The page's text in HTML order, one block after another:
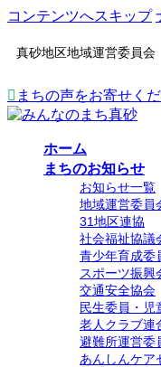
コンテンツへスキップ
真砂地区地域運営委員会
まちの声をお寄せく
ホーム
まちのお知らせ
お知らせ一覧
地域運営委員
31地区連協
社会福祉協議
青少年育成委
スポーツ振興
交通安全協会
民生委員・児
老人クラブ連
避難所運営委
あんしんケア